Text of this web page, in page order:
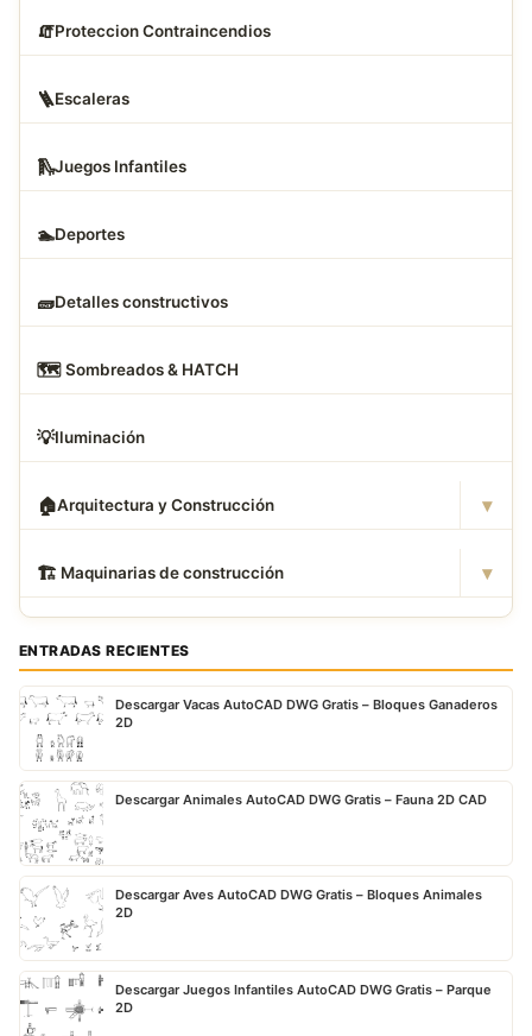
🧯Proteccion Contraincendios
🪜Escaleras
🛝Juegos Infantiles
🏊Deportes
🧱Detalles constructivos
🗺️ Sombreados & HATCH
💡Iluminación
🏠Arquitectura y Construcción ▾
🏗 ️ Maquinarias de construcción ▾
ENTRADAS RECIENTES
Descargar Vacas AutoCAD DWG Gratis – Bloques Ganaderos
2D
Descargar Animales AutoCAD DWG Gratis – Fauna 2D CAD
Descargar Aves AutoCAD DWG Gratis – Bloques Animales
2D
Descargar Juegos Infantiles AutoCAD DWG Gratis – Parque
2D